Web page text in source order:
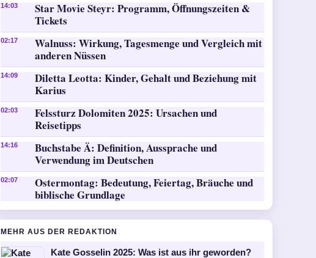
14:03
Star Movie Steyr: Programm, Öffnungszeiten &
Tickets
02:17
Walnuss: Wirkung, Tagesmenge und Vergleich mit
anderen Nüssen
14:09
Diletta Leotta: Kinder, Gehalt und Beziehung mit
Karius
02:03
Felssturz Dolomiten 2025: Ursachen und
Reisetipps
14:16
Buchstabe Ä: Definition, Aussprache und
Verwendung im Deutschen
02:07
Ostermontag: Bedeutung, Feiertag, Bräuche und
biblische Grundlage
MEHR AUS DER REDAKTION
Kate Gosselin 2025: Was ist aus ihr geworden?